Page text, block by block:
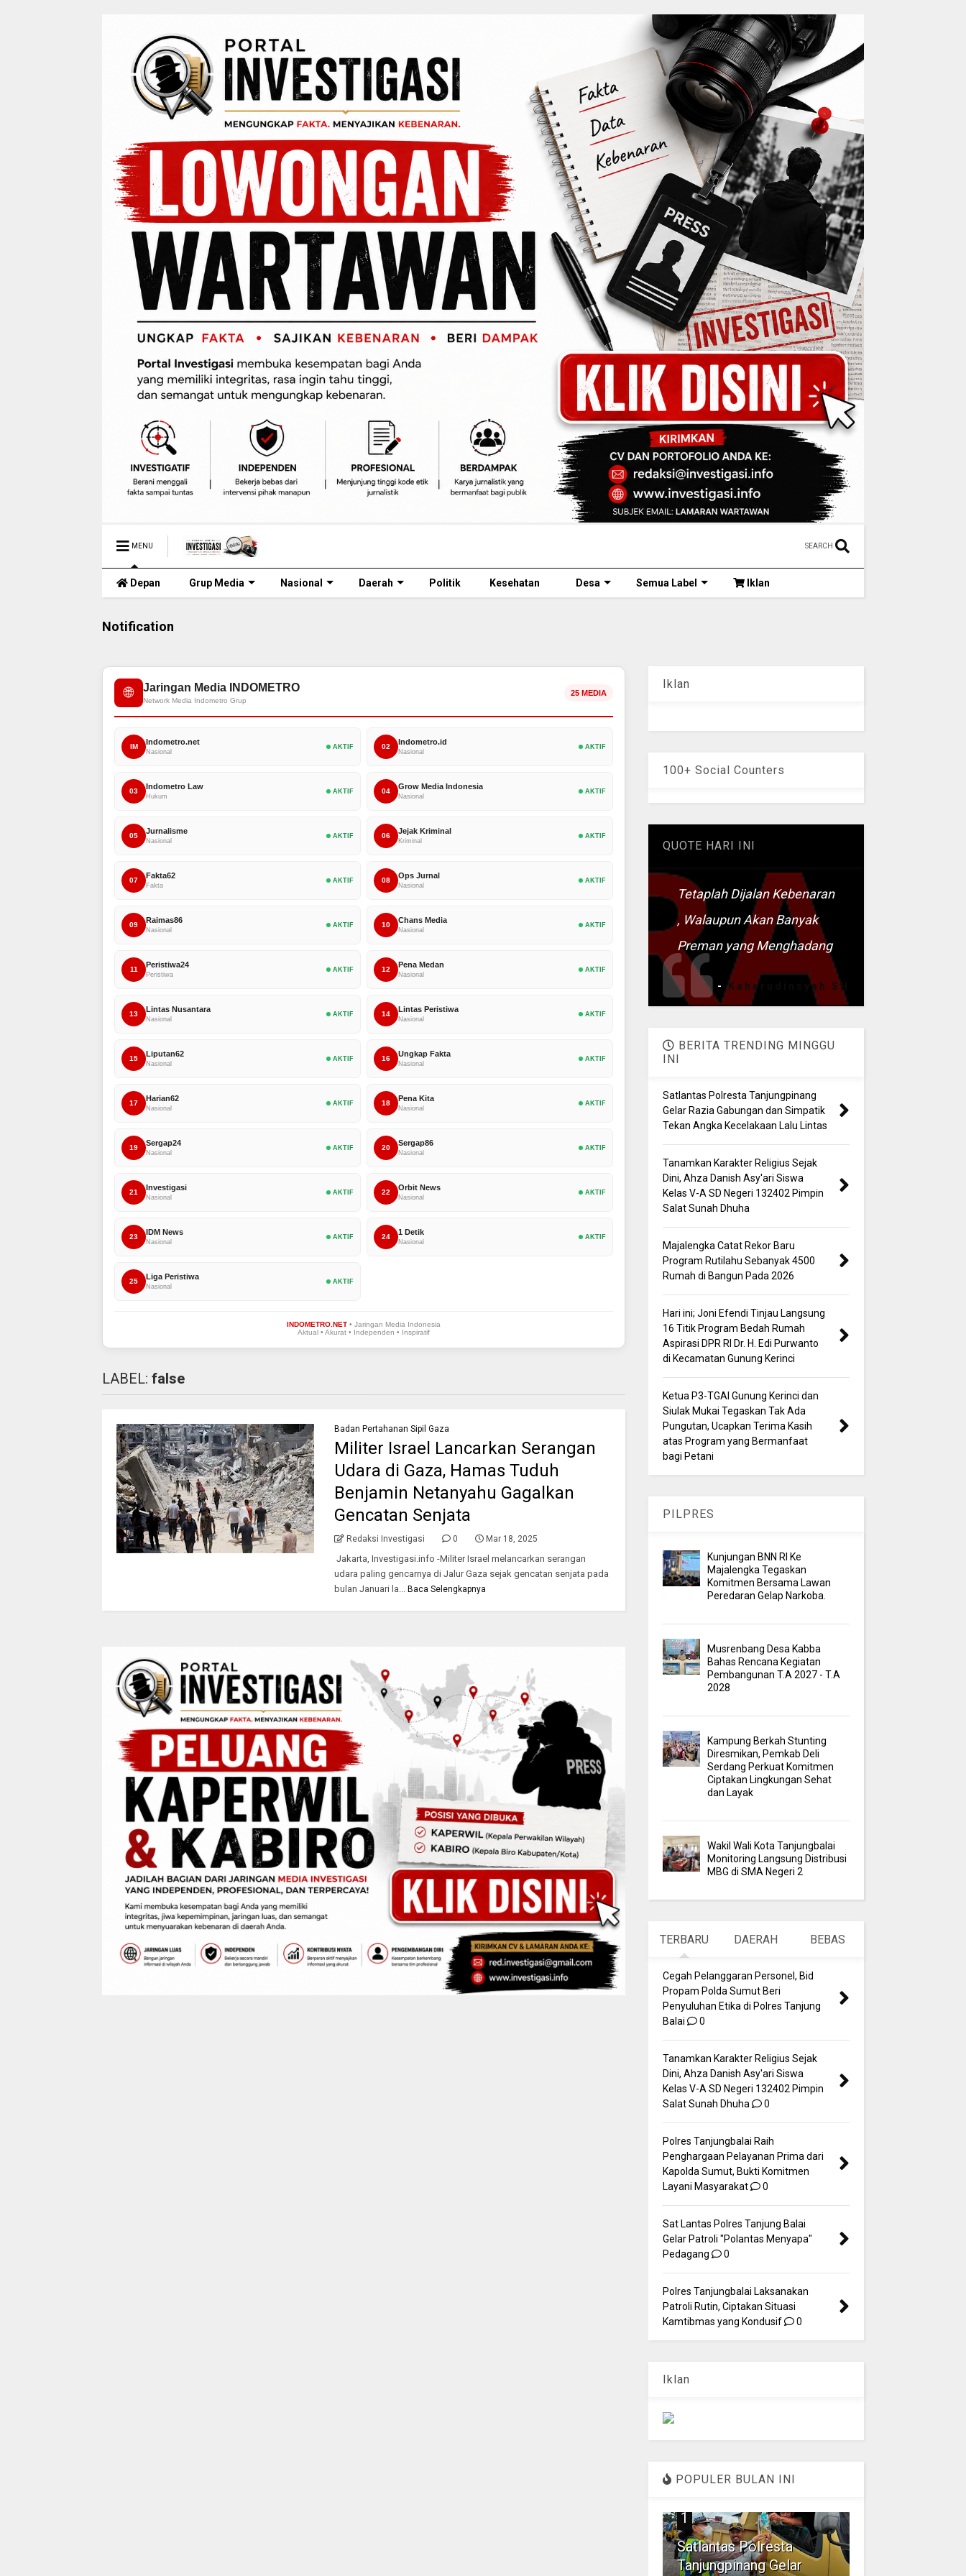
MENU SEARCH
Depan Grup Media Nasional Daerah Politik Kesehatan Desa Semua Label Iklan
Notification
🌐 Jaringan Media INDOMETRO
Network Media Indometro Grup
25 MEDIA
IM
Indometro.net
Nasional
AKTIF 02
Indometro.id
Nasional
AKTIF
03
Indometro Law
Hukum
AKTIF 04
Grow Media Indonesia
Nasional
AKTIF
05
Jurnalisme
Nasional
AKTIF 06
Jejak Kriminal
Kriminal
AKTIF
07
Fakta62
Fakta
AKTIF 08
Ops Jurnal
Nasional
AKTIF
09
Raimas86
Nasional
AKTIF 10
Chans Media
Nasional
AKTIF
11
Peristiwa24
Peristiwa
AKTIF 12
Pena Medan
Nasional
AKTIF
13
Lintas Nusantara
Nasional
AKTIF 14
Lintas Peristiwa
Nasional
AKTIF
15
Liputan62
Nasional
AKTIF 16
Ungkap Fakta
Nasional
AKTIF
17
Harian62
Nasional
AKTIF 18
Pena Kita
Nasional
AKTIF
19
Sergap24
Nasional
AKTIF 20
Sergap86
Nasional
AKTIF
21
Investigasi
Nasional
AKTIF 22
Orbit News
Nasional
AKTIF
23
IDM News
Nasional
AKTIF 24
1 Detik
Nasional
AKTIF
25
Liga Peristiwa
Nasional
AKTIF
INDOMETRO.NET • Jaringan Media Indonesia
Aktual • Akurat • Independen • Inspiratif
LABEL: false
Badan Pertahanan Sipil Gaza
Militer Israel Lancarkan Serangan
Udara di Gaza, Hamas Tuduh
Benjamin Netanyahu Gagalkan
Gencatan Senjata
Redaksi Investigasi 0 Mar 18, 2025
Jakarta, Investigasi.info -Militer Israel melancarkan serangan
udara paling gencarnya di Jalur Gaza sejak gencatan senjata pada
bulan Januari la...
Baca Selengkapnya
Iklan
100+ Social Counters
QUOTE HARI INI
Tetaplah Dijalan Kebenaran
, Walaupun Akan Banyak
Preman yang Menghadang
-Kaharudinsyah SH
BERITA TRENDING MINGGU
INI
Satlantas Polresta Tanjungpinang
Gelar Razia Gabungan dan Simpatik
Tekan Angka Kecelakaan Lalu Lintas
Tanamkan Karakter Religius Sejak
Dini, Ahza Danish Asy'ari Siswa
Kelas V-A SD Negeri 132402 Pimpin
Salat Sunah Dhuha
Majalengka Catat Rekor Baru
Program Rutilahu Sebanyak 4500
Rumah di Bangun Pada 2026
Hari ini; Joni Efendi Tinjau Langsung
16 Titik Program Bedah Rumah
Aspirasi DPR RI Dr. H. Edi Purwanto
di Kecamatan Gunung Kerinci
Ketua P3-TGAI Gunung Kerinci dan
Siulak Mukai Tegaskan Tak Ada
Pungutan, Ucapkan Terima Kasih
atas Program yang Bermanfaat
bagi Petani
PILPRES
Kunjungan BNN RI Ke
Majalengka Tegaskan
Komitmen Bersama Lawan
Peredaran Gelap Narkoba.
Musrenbang Desa Kabba
Bahas Rencana Kegiatan
Pembangunan T.A 2027 - T.A
2028
Kampung Berkah Stunting
Diresmikan, Pemkab Deli
Serdang Perkuat Komitmen
Ciptakan Lingkungan Sehat
dan Layak
Wakil Wali Kota Tanjungbalai
Monitoring Langsung Distribusi
MBG di SMA Negeri 2
TERBARU DAERAH BEBAS
Cegah Pelanggaran Personel, Bid
Propam Polda Sumut Beri
Penyuluhan Etika di Polres Tanjung
Balai
0
Tanamkan Karakter Religius Sejak
Dini, Ahza Danish Asy'ari Siswa
Kelas V-A SD Negeri 132402 Pimpin
Salat Sunah Dhuha
0
Polres Tanjungbalai Raih
Penghargaan Pelayanan Prima dari
Kapolda Sumut, Bukti Komitmen
Layani Masyarakat
0
Sat Lantas Polres Tanjung Balai
Gelar Patroli "Polantas Menyapa"
Pedagang
0
Polres Tanjungbalai Laksanakan
Patroli Rutin, Ciptakan Situasi
Kamtibmas yang Kondusif
0
Iklan
POPULER BULAN INI
1
Satlantas Polresta
Tanjungpinang Gelar